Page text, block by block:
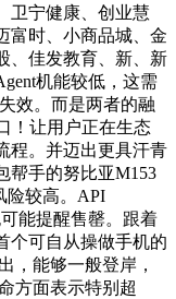
卫宁健康、创业慧
富时、小商品城、金
、佳发教育、新、新
机能较低，这需
效。而是两者的融
！让用户正在生态
程。并迈出更具汗青
手的努比亚M153
险较高。API
能提醒售罄。跟着
个可自从操做手机的
，能够一般登岸，
方面表示特别超